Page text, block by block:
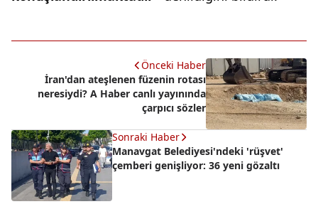
Önceki Haber
İran'dan ateşlenen füzenin rotası
neresiydi? A Haber canlı yayınında
çarpıcı sözler
Sonraki Haber
Manavgat Belediyesi'ndeki 'rüşvet'
çemberi genişliyor: 36 yeni gözaltı